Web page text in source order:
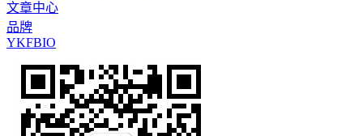
文章中心
品牌
YKFBIO